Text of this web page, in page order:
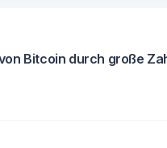
Bitcoin durch große